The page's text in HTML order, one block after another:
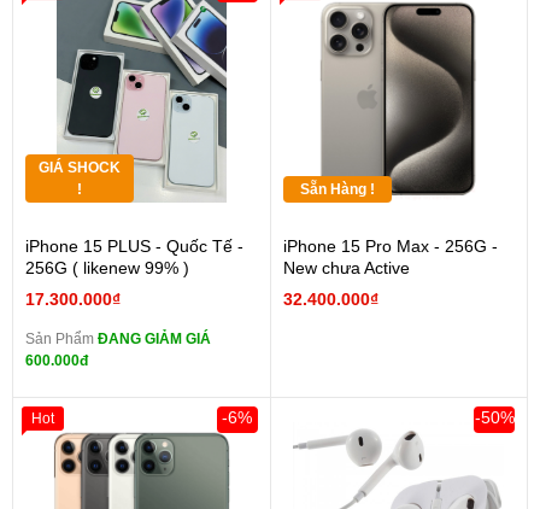
GIÁ SHOCK
!
iPhone 15 PLUS - Quốc Tế -
256G ( likenew 99% )
17.300.000₫
Sản Phẩm ĐANG GIẢM GIÁ
600.000đ
Sẵn Hàng !
iPhone 15 Pro Max - 256G -
New chưa Active
32.400.000₫
-6%
Hot -50%